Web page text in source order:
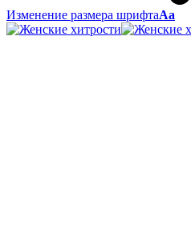
Изменение размера шрифтаАа